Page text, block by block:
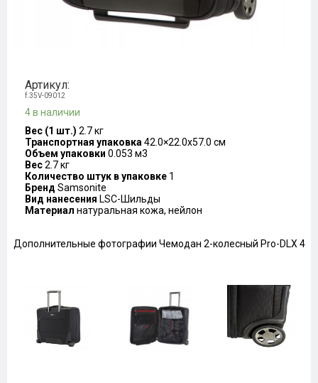
Артикул:
f.35V-09012
4 в наличии
Вес (1 шт.) 2.7 кг
Транспортная упаковка 42.0×22.0x57.0 см
Объем упаковки 0.053 м3
Вес2.7 кг
Количество штук в упаковке 1
Бренд Samsonite
Вид нанесения LSC-Шильды
Материал натуральная кожа, нейлон
Дополнительные фотографии Чемодан 2-колесный Pro-DLX 4